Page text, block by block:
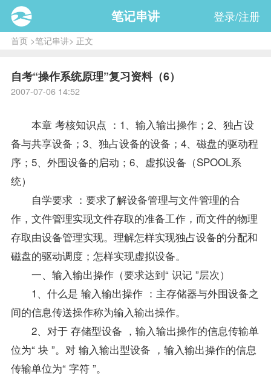
笔记串讲 登录/注册
首页>笔记串讲> 正文
自考“操作系统原理”复习资料（6）
2007-07-06 14:52
本章 考核知识点 ：1、输入输出操作；2、独占设
备与共享设备；3、独占设备的设备；4、磁盘的驱动程
序；5、外围设备的启动；6、虚拟设备（SPOOL系
统）
自学要求 ：要求了解设备管理与文件管理的合
作，文件管理实现文件存取的准备工作，而文件的物理
存取由设备管理实现。理解怎样实现独占设备的分配和
磁盘的驱动调度；怎样实现虚拟设备。
一、输入输出操作（要求达到“ 识记 ”层次）
1、什么是 输入输出操作 ：主存储器与外围设备之
间的信息传送操作称为输入输出操作。
2、对于 存储型设备 ，输入输出操作的信息传输单
位为“ 块 ”。对 输入输出型设备 ，输入输出操作的信息
传输单位为“ 字符 ”。